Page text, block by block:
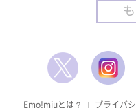
Emo!miuとは？ ｜ プライバ